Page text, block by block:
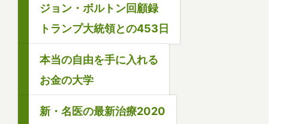
ジョン・ボルトン回顧録
トランプ大統領との453日
本当の自由を手に入れる
お金の大学
新・名医の最新治療2020